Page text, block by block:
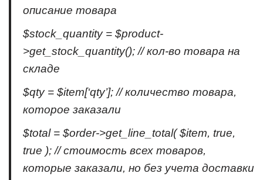
описание товара
$stock_quantity = $product-
>get_stock_quantity(); // кол-во товара на
складе
$qty = $item[‘qty’]; // количество товара,
которое заказали
$total = $order->get_line_total( $item, true,
true ); // стоимость всех товаров,
которые заказали, но без учета доставки